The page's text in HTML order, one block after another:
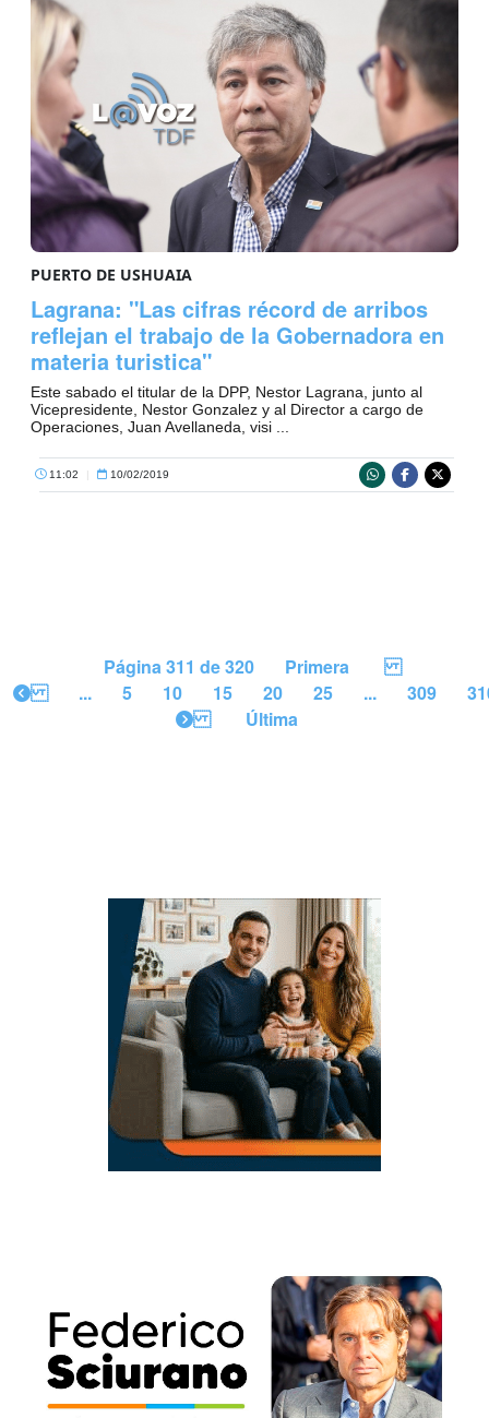
PUERTO DE USHUAIA
Lagrana: "Las cifras récord de arribos
reflejan el trabajo de la Gobernadora en
materia turistica"
Este sabado el titular de la DPP, Nestor Lagrana, junto al
Vicepresidente, Nestor Gonzalez y al Director a cargo de
Operaciones, Juan Avellaneda, visi ...
11:02 | 10/02/2019
Página 311 de 320
Primera
...
5 10 15 20 25 ... 309
Última